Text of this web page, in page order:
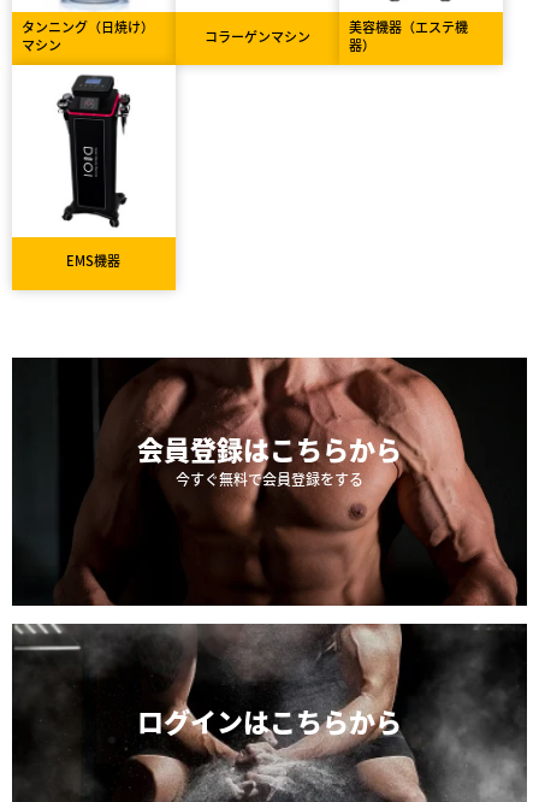
タンニング（日焼け）
マシン
コラーゲンマシン
美容機器（エステ機
器）
EMS機器
会員登録はこちらから
今すぐ無料で会員登録をする
ログインはこちらから